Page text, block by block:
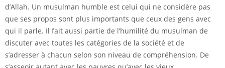
d’Allah. Un musulman humble est celui qui ne considère pas
que ses propos sont plus importants que ceux des gens avec
qui il parle. Il fait aussi partie de l’humilité du musulman de
discuter avec toutes les catégories de la société et de
s’adresser à chacun selon son niveau de compréhension. De